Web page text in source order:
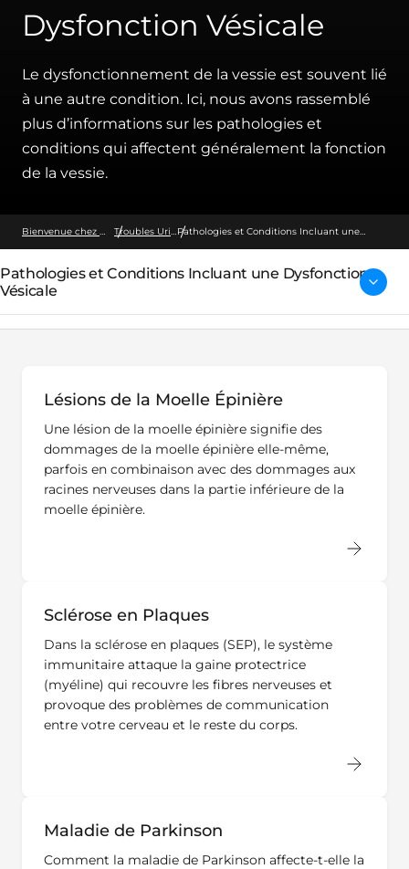
Dysfonction Vésicale
Le dysfonctionnement de la vessie est souvent lié
à une autre condition. Ici, nous avons rassemblé
plus d’informations sur les pathologies et
conditions qui affectent généralement la fonction
de la vessie.
Bienvenue chez Wellspect Troubles UrinairesPathologies et Conditions Incluant une
Pathologies et Conditions Incluant une Dysfonction
Vésicale
Lésions de la Moelle Épinière
Une lésion de la moelle épinière signifie des
dommages de la moelle épinière elle-même,
parfois en combinaison avec des dommages aux
racines nerveuses dans la partie inférieure de la
moelle épinière.
Sclérose en Plaques
Dans la sclérose en plaques (SEP), le système
immunitaire attaque la gaine protectrice
(myéline) qui recouvre les fibres nerveuses et
provoque des problèmes de communication
entre votre cerveau et le reste du corps.
Maladie de Parkinson
Comment la maladie de Parkinson affecte-t-elle la